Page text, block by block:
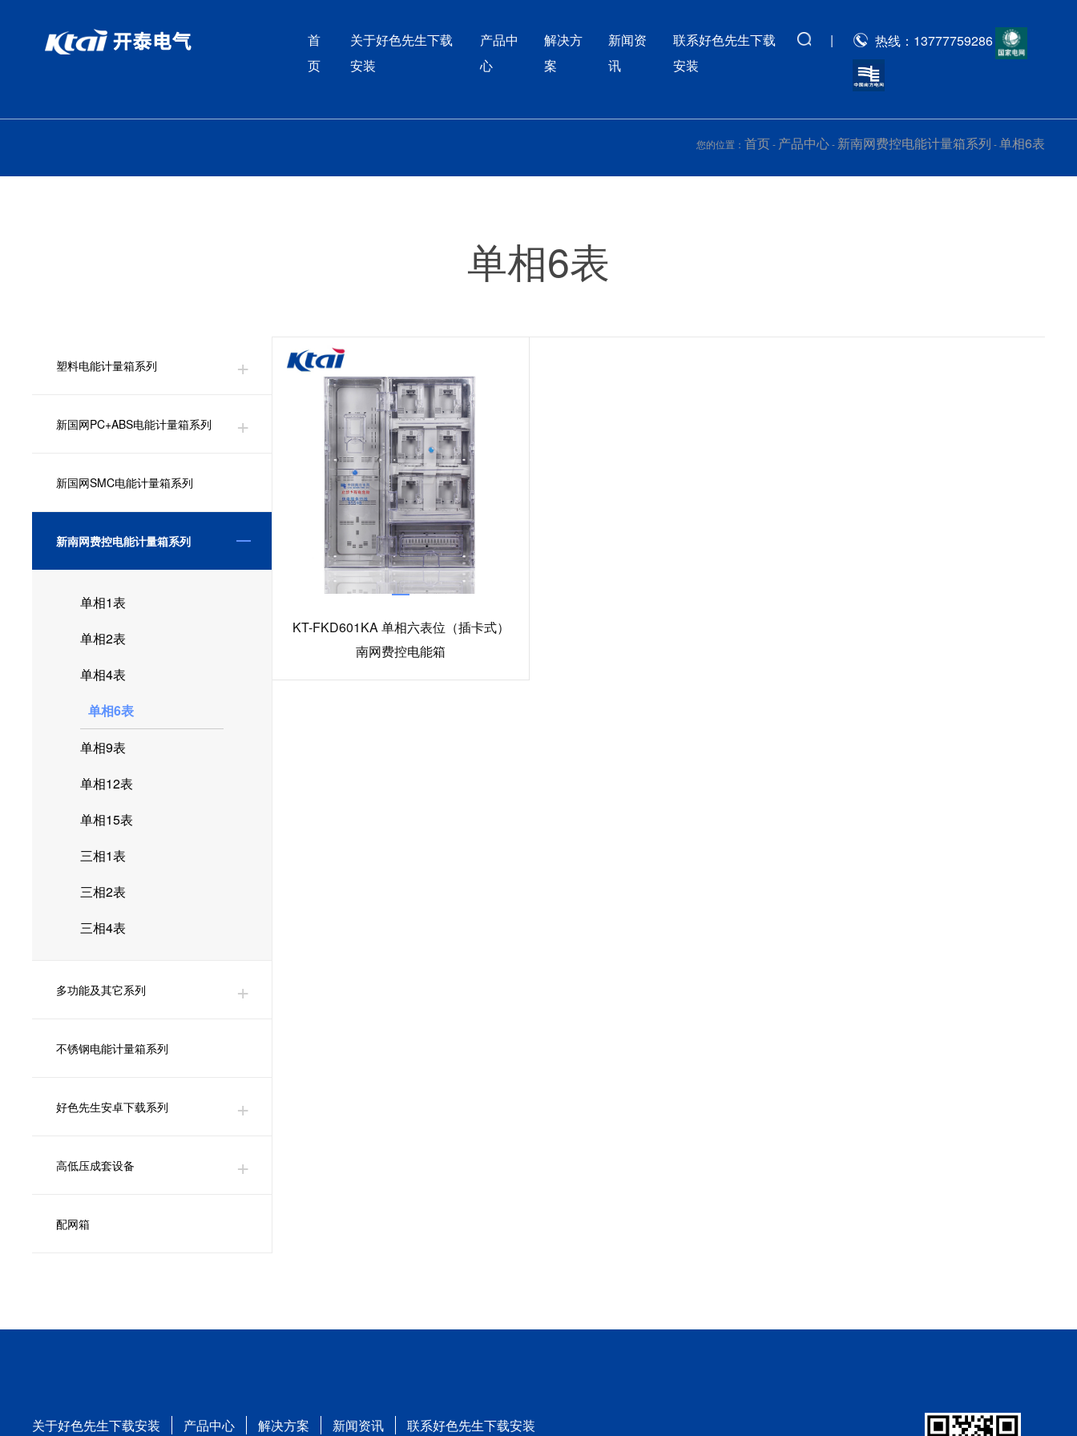
首
页
关于好色先生下载
安装
产品中
心
解决方
案
新闻资
讯
联系好色先生下载
安装
| 热线：13777759286
您的位置： 首页- 产品中心- 新南网费控电能计量箱系列 -单相6表
单相6表
塑料电能计量箱系列
新国网PC+ABS电能计量箱系列
新国网SMC电能计量箱系列
新南网费控电能计量箱系列
单相1表
单相2表
单相4表
单相6表
单相9表
单相12表
单相15表
三相1表
三相2表
三相4表
多功能及其它系列
不锈钢电能计量箱系列
好色先生安卓下载系列
高低压成套设备
配网箱
KT-FKD601KA 单相六表位（插卡式）
南网费控电能箱
关于好色先生下载安装 产品中心 解决方案 新闻资讯 联系好色先生下载安装